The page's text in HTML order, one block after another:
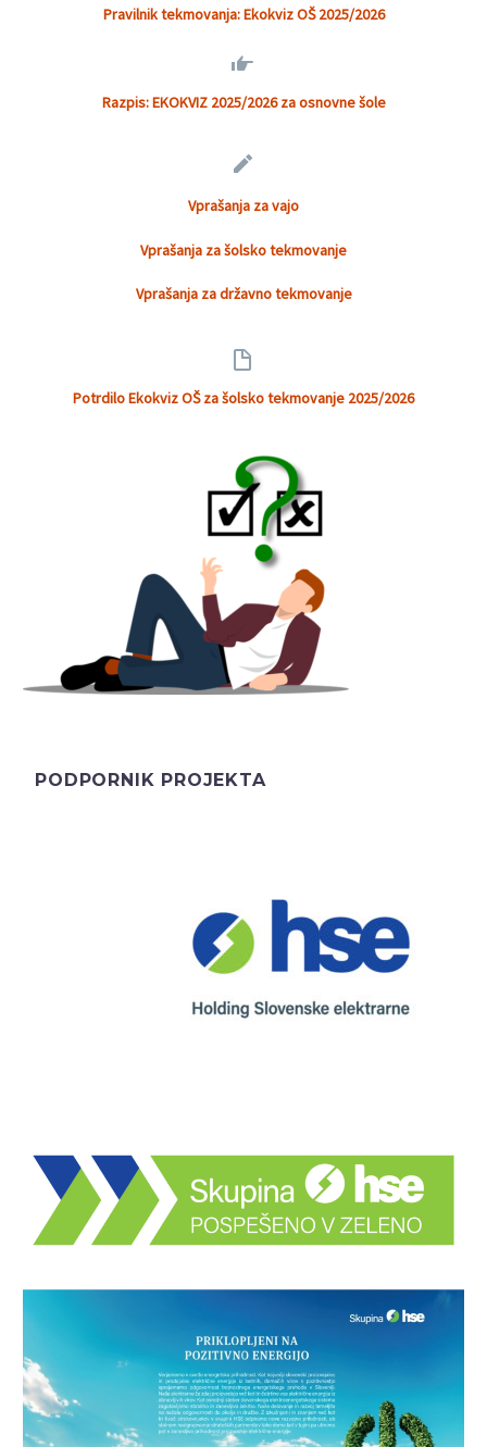
Pravilnik tekmovanja: Ekokviz OŠ 2025/2026


Razpis: EKOKVIZ 2025/2026 za osnovne šole


Vprašanja za vajo
Vprašanja za šolsko tekmovanje
Vprašanja za državno tekmovanje


PotrdiloEkokviz OŠ za šolsko tekmovanje 2025/2026
PODPORNIK PROJEKTA